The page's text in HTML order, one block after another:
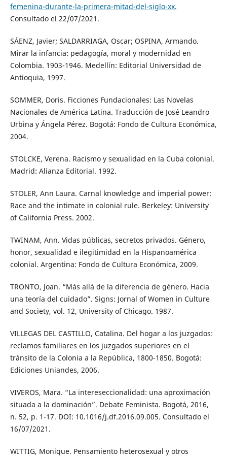
femenina-durante-la-primera-mitad-del-siglo-xx.
Consultado el 22/07/2021.
SÁENZ, Javier; SALDARRIAGA, Oscar; OSPINA, Armando.
Mirar la infancia: pedagogía, moral y modernidad en
Colombia. 1903-1946. Medellín: Editorial Universidad de
Antioquia, 1997.
SOMMER, Doris. Ficciones Fundacionales: Las Novelas
Nacionales de América Latina. Traducción de José Leandro
Urbina y Ángela Pérez. Bogotá: Fondo de Cultura Económica,
2004.
STOLCKE, Verena. Racismo y sexualidad en la Cuba colonial.
Madrid: Alianza Editorial. 1992.
STOLER, Ann Laura. Carnal knowledge and imperial power:
Race and the intimate in colonial rule. Berkeley: University
of California Press. 2002.
TWINAM, Ann. Vidas públicas, secretos privados. Género,
honor, sexualidad e ilegitimidad en la Hispanoamérica
colonial. Argentina: Fondo de Cultura Económica, 2009.
TRONTO, Joan. “Más allá de la diferencia de género. Hacia
una teoría del cuidado”. Signs: Jornal of Women in Culture
and Society, vol. 12, University of Chicago. 1987.
VILLEGAS DEL CASTILLO, Catalina. Del hogar a los juzgados:
reclamos familiares en los juzgados superiores en el
tránsito de la Colonia a la República, 1800-1850. Bogotá:
Ediciones Uniandes, 2006.
VIVEROS, Mara. “La intereseccionalidad: una aproximación
situada a la dominación”. Debate Feminista. Bogotá, 2016,
n. 52, p. 1-17. DOI: 10.1016/j.df.2016.09.005. Consultado el
16/07/2021.
WITTIG, Monique. Pensamiento heterosexual y otros